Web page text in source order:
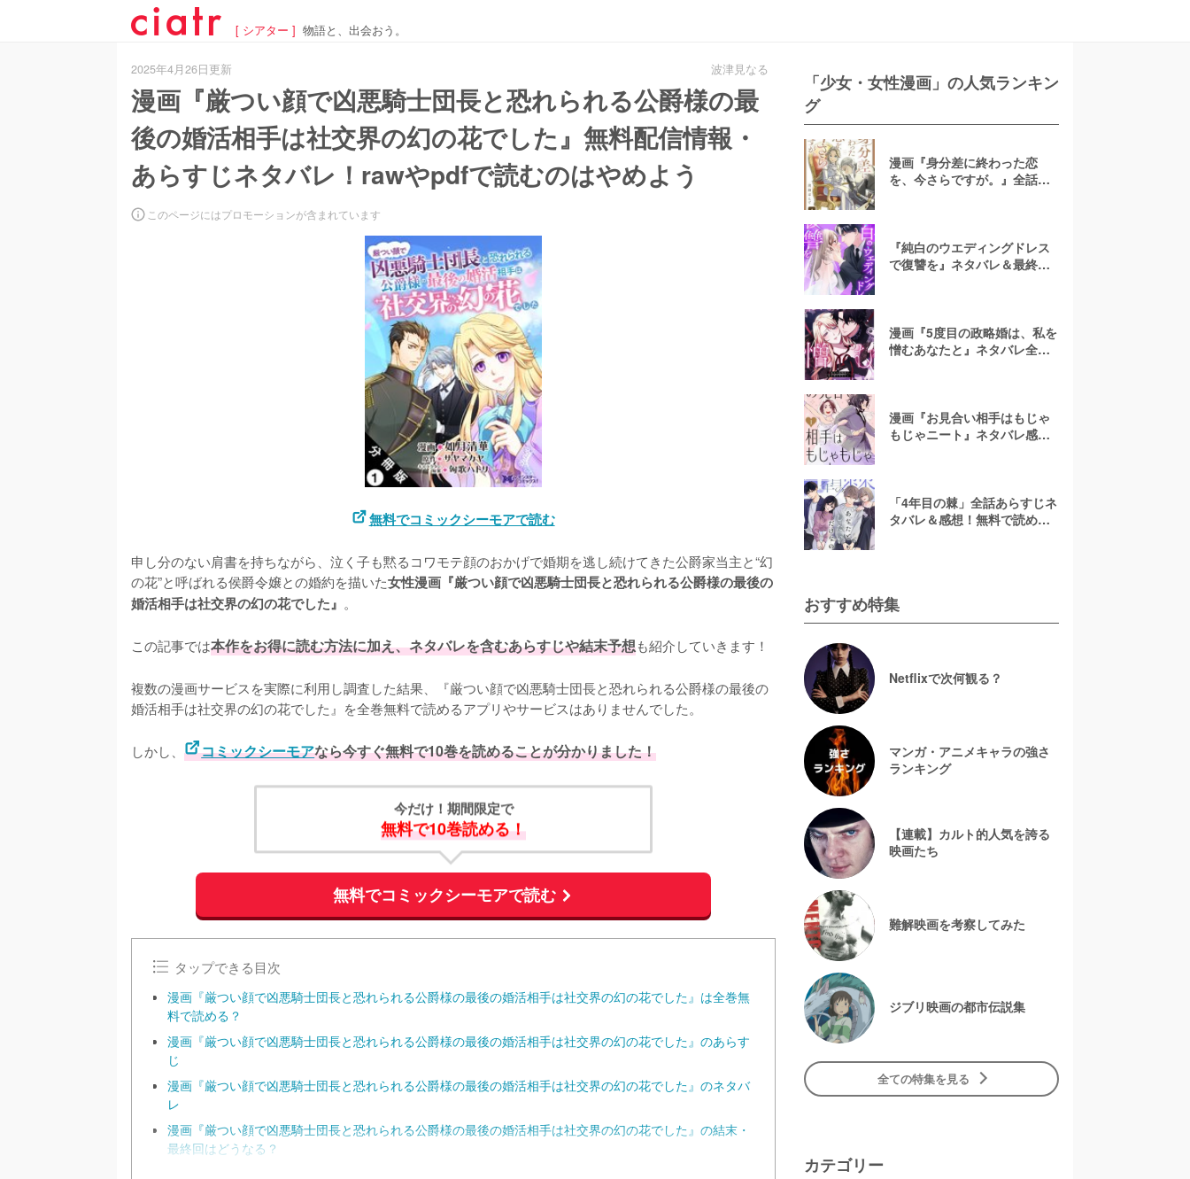
[ シアター ] 物語と、出会おう。
2025年4月26日更新 波津見なる
漫画『厳つい顔で凶悪騎士団長と恐れられる公爵様の最
後の婚活相手は社交界の幻の花でした』無料配信情報・
あらすじネタバレ！rawやpdfで読むのはやめよう
このページにはプロモーションが含まれています
無料でコミックシーモアで読む
申し分のない肩書を持ちながら、泣く子も黙るコワモテ顔のおかげで婚期を逃し続けてきた公爵家当主と“幻
の花”と呼ばれる侯爵令嬢との婚約を描いた女性漫画『厳つい顔で凶悪騎士団長と恐れられる公爵様の最後の
婚活相手は社交界の幻の花でした』 。
この記事では本作をお得に読む方法に加え、ネタバレを含むあらすじや結末予想も紹介していきます！
複数の漫画サービスを実際に利用し調査した結果、『厳つい顔で凶悪騎士団長と恐れられる公爵様の最後の
婚活相手は社交界の幻の花でした』を全巻無料で読めるアプリやサービスはありませんでした。
しかし、 コミックシーモアなら今すぐ無料で10巻を読めることが分かりました！
今だけ！期間限定で
無料で10巻読める！
無料でコミックシーモアで読む
タップできる目次
漫画『厳つい顔で凶悪騎士団長と恐れられる公爵様の最後の婚活相手は社交界の幻の花でした』は全巻無
料で読める？
漫画『厳つい顔で凶悪騎士団長と恐れられる公爵様の最後の婚活相手は社交界の幻の花でした』のあらす
じ
漫画『厳つい顔で凶悪騎士団長と恐れられる公爵様の最後の婚活相手は社交界の幻の花でした』のネタバ
レ
漫画『厳つい顔で凶悪騎士団長と恐れられる公爵様の最後の婚活相手は社交界の幻の花でした』の結末・
最終回はどうなる？
「少女・女性漫画」の人気ランキン
グ
漫画『身分差に終わった恋
を、今さらですが。』全話ネ
『純白のウエディングドレス
で復讐を』ネタバレ＆最終回
漫画『5度目の政略婚は、私を
憎むあなたと』ネタバレ全話
漫画『お見合い相手はもじゃ
もじゃニート』ネタバレ感
「4年目の棘」全話あらすじネ
タバレ＆感想！無料で読め
おすすめ特集
Netflixで次何観る？
マンガ・アニメキャラの強さ
ランキング
【連載】カルト的人気を誇る
映画たち
難解映画を考察してみた
ジブリ映画の都市伝説集
全ての特集を見る
カテゴリー